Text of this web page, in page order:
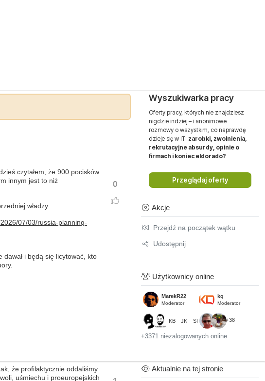
0
czytałem, że 900 pocisków
innym jest to niż
władzy.
07/03/russia-planning-
i będą się licytować, kto
że profilaktycznie oddaliśmy
uśmiechu i proeuropejskich
Wyszukiwarka pracy
Oferty pracy, których nie znajdziesz
nigdzie indziej – i anonimowe
rozmowy o wszystkim, co naprawdę
dzieje się w IT: zarobki, zwolnienia,
rekrutacyjne absurdy, opinie o
firmach i koniec eldorado?
Przeglądaj oferty
Akcje
Przejdź na początek wątku
Udostępnij
Użytkownicy online
MarekR22
Moderator
kq
Moderator
KB JK SI +38
+3371 niezalogowanych online
Aktualnie na tej stronie